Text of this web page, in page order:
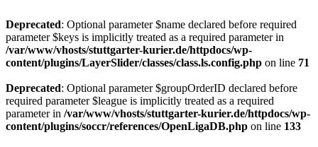
Deprecated: Optional parameter $name declared before required
parameter $keys is implicitly treated as a required parameter in
/var/www/vhosts/stuttgarter-kurier.de/httpdocs/wp-
content/plugins/LayerSlider/classes/class.ls.config.php on line 71
Deprecated: Optional parameter $groupOrderID declared before
required parameter $league is implicitly treated as a required
parameter in /var/www/vhosts/stuttgarter-kurier.de/httpdocs/wp-
content/plugins/soccr/references/OpenLigaDB.php on line 133